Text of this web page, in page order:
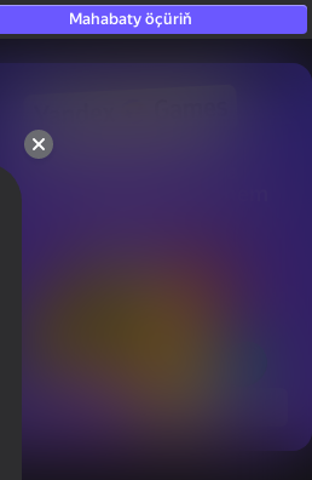
Mahabaty öçüriň
hatda «oýnamayanlar» hem